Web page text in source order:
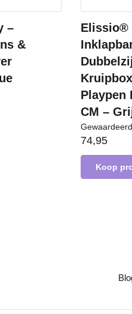
–
&
Elissio®
Playpen
CM –
Gewaardeerd
74,95
Koop